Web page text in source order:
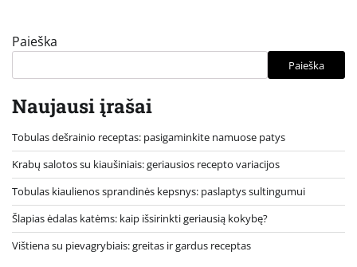
Paieška
Paieška
Naujausi įrašai
Tobulas dešrainio receptas: pasigaminkite namuose patys
Krabų salotos su kiaušiniais: geriausios recepto variacijos
Tobulas kiaulienos sprandinės kepsnys: paslaptys sultingumui
Šlapias ėdalas katėms: kaip išsirinkti geriausią kokybę?
Vištiena su pievagrybiais: greitas ir gardus receptas